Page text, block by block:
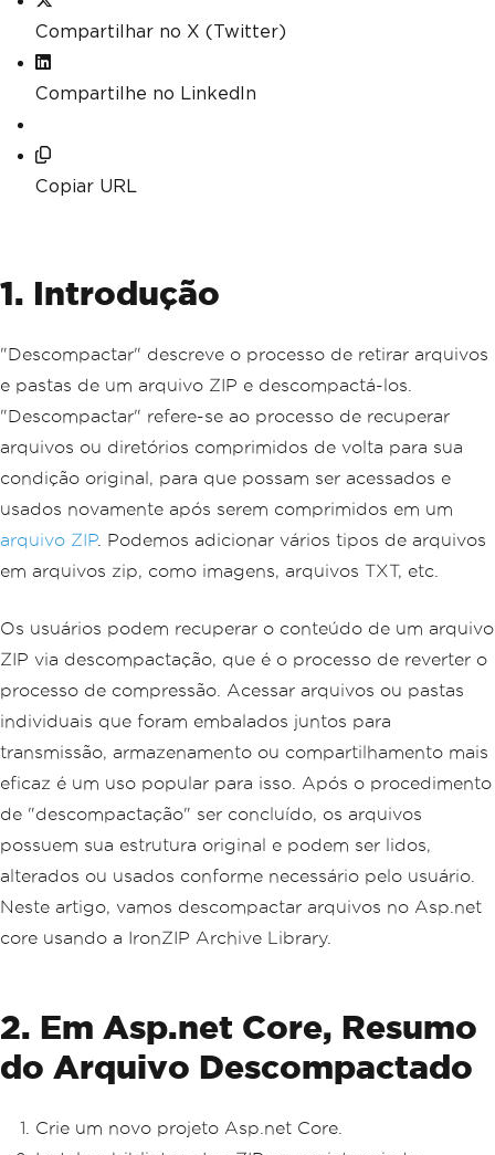
Compartilhar no X (Twitter)
Compartilhe no LinkedIn
Copiar URL
1. Introdução
"Descompactar" descreve o processo de retirar arquivos
e pastas de um arquivo ZIP e descompactá-los.
"Descompactar" refere-se ao processo de recuperar
arquivos ou diretórios comprimidos de volta para sua
condição original, para que possam ser acessados e
usados novamente após serem comprimidos em um
arquivo ZIP. Podemos adicionar vários tipos de arquivos
em arquivos zip, como imagens, arquivos TXT, etc.
Os usuários podem recuperar o conteúdo de um arquivo
ZIP via descompactação, que é o processo de reverter o
processo de compressão. Acessar arquivos ou pastas
individuais que foram embalados juntos para
transmissão, armazenamento ou compartilhamento mais
eficaz é um uso popular para isso. Após o procedimento
de "descompactação" ser concluído, os arquivos
possuem sua estrutura original e podem ser lidos,
alterados ou usados conforme necessário pelo usuário.
Neste artigo, vamos descompactar arquivos no Asp.net
core usando a IronZIP Archive Library.
2. Em Asp.net Core, Resumo
do Arquivo Descompactado
Crie um novo projeto Asp.net Core.